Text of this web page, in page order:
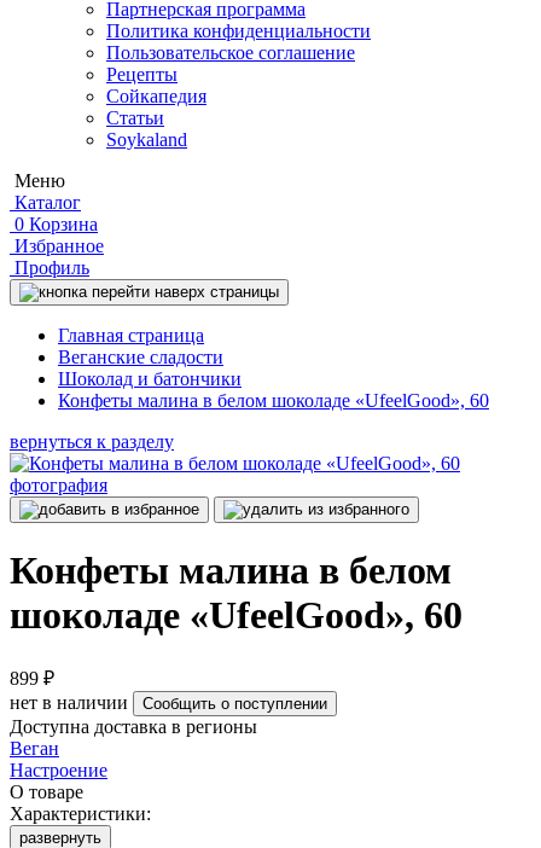
Партнерская программа
Политика конфиденциальности
Пользовательское соглашение
Рецепты
Сойкапедия
Статьи
Soykaland
Меню
Каталог
0 Корзина
Избранное
Профиль
Главная страница
Веганские сладости
Шоколад и батончики
Конфеты малина в белом шоколаде «UfeelGood», 60
вернуться к разделу
Конфеты малина в белом
шоколаде «UfeelGood», 60
899 ₽
нет в наличии
Сообщить о поступлении
Доступна доставка в регионы
Веган
Настроение
О товаре
Характеристики:
развернуть